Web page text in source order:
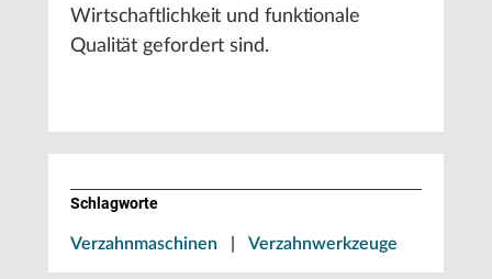
Wirtschaftlichkeit und funktionale
Qualität gefordert sind.
Schlagworte
Verzahnmaschinen Verzahnwerkzeuge